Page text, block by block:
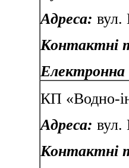
Адреса:
Контактні
КП «Водно-
Адреса: вул.
Контактні